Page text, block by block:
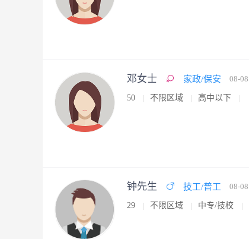
邓女士 家政/保安 08-
50 不限区域 高中以下
钟先生 技工/普工 08-
29 不限区域 中专/技校